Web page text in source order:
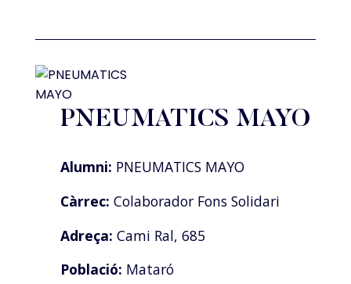
PNEUMATICS MAYO
Alumni: PNEUMATICS MAYO
Càrrec: Colaborador Fons Solidari
Adreça: Cami Ral, 685
Població: Mataró